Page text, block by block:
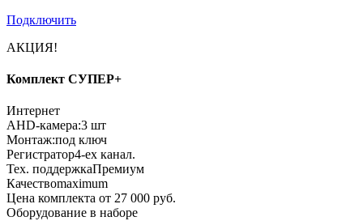
Подключить
АКЦИЯ!
Комплект СУПЕР+
Интернет
AHD-камера:3 шт
Монтаж:под ключ
Регистратор4-ех канал.
Тех. поддержкаПремиум
Качествоmaximum
Цена комплекта от 27 000 руб.
Оборудование в наборе